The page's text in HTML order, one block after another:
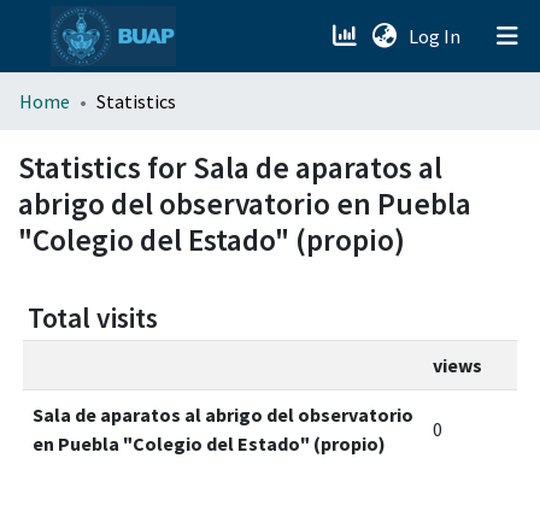
Log In (current)
menu.section.about_menu
All of DSpace
Home Statistics
Statistics for Sala de aparatos al
abrigo del observatorio en Puebla
"Colegio del Estado" (propio)
Total visits
views
Sala de aparatos al abrigo del observatorio
en Puebla "Colegio del Estado" (propio)
0